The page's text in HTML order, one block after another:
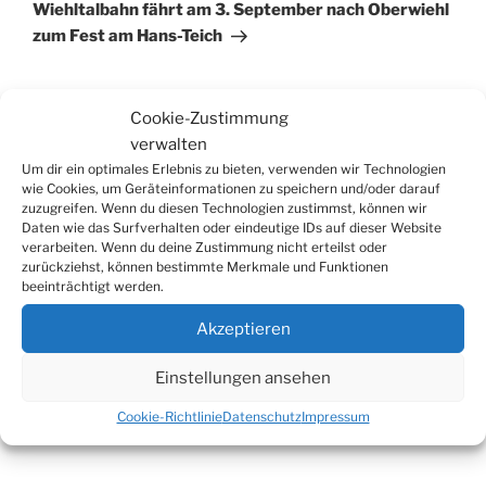
Cookie-Zustimmung
verwalten
Um dir ein optimales Erlebnis zu bieten, verwenden wir Technologien
wie Cookies, um Geräteinformationen zu speichern und/oder darauf
zuzugreifen. Wenn du diesen Technologien zustimmst, können wir
Daten wie das Surfverhalten oder eindeutige IDs auf dieser Website
verarbeiten. Wenn du deine Zustimmung nicht erteilst oder
zurückziehst, können bestimmte Merkmale und Funktionen
beeinträchtigt werden.
Akzeptieren
Einstellungen ansehen
Cookie-RichtlinieDatenschutzImpressum
Wiehltalbahn fährt am 3. September nach Oberwiehl
zum Fest am Hans-Teich
nach:
WERBUNG